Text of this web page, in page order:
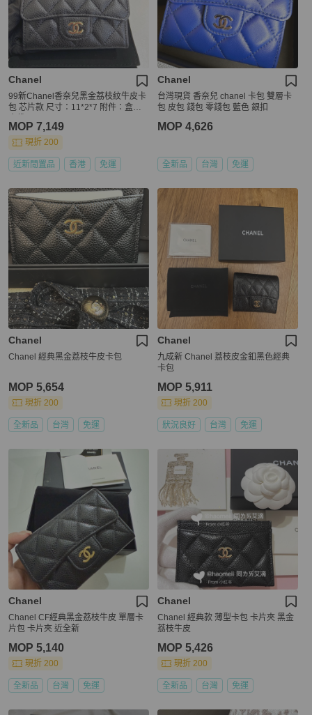
Chanel
99新Chanel香奈兒黑金荔枝紋牛皮卡
包 芯片款 尺寸：11*2*7 附件：盒子
MOP 7,149
現折 200
近新閒置品 香港 免運
Chanel
台灣現貨 香奈兒 chanel 卡包 雙層卡
包 皮包 錢包 零錢包 藍色 銀扣
MOP 4,626
全新品 台灣 免運
Chanel
Chanel 經典黑金荔枝牛皮卡包
MOP 5,654
現折 200
全新品 台灣 免運
Chanel
九成新 Chanel 荔枝皮金釦黑色經典
卡包
MOP 5,911
現折 200
狀況良好 台灣 免運
Chanel
Chanel CF經典黑金荔枝牛皮 單層卡
片包 卡片夾 近全新
MOP 5,140
現折 200
全新品 台灣 免運
Chanel
Chanel 經典款 薄型卡包 卡片夾 黑金
荔枝牛皮
MOP 5,426
現折 200
全新品 台灣 免運